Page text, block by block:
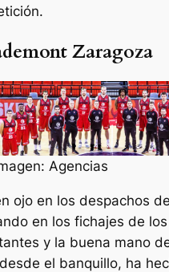
Zaragoza
Agencias
ojo en los despachos
en los fichajes de
y la buena mano
el banquillo, ha